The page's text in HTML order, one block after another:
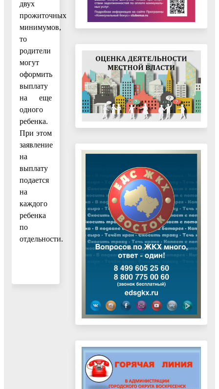
двух
прожиточных
минимумов,
то
родители
могут
оформить
выплату
на еще
одного
ребенка.
При этом
заявление
на
выплату
подается
на
каждого
ребенка
по
отдельности.